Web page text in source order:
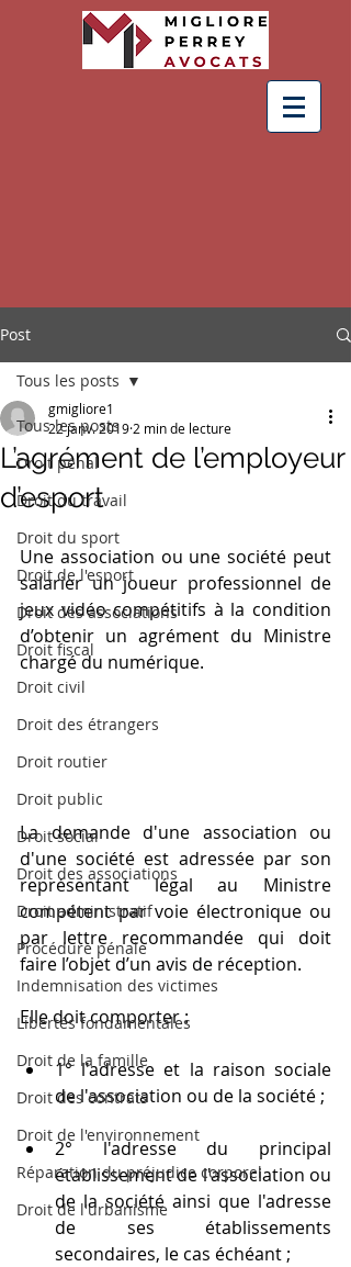
Post
Tous les posts
Droit pénal
Droit du travail
Droit du sport
Droit de l'esport
Droit des associations
Droit fiscal
Droit civil
Droit des étrangers
Droit routier
Droit public
Droit social
Droit des associations
Droit administratif
Procédure pénale
Indemnisation des victimes
Libertés fondamentales
Droit de la famille
Droit des contrats
Droit de l'environnement
Réparation du préjudice corporel
Droit de l'urbanisme
Tous les posts
L’agrément de l’employeur
d’esport
gmigliore1
22 janv. 2019 2 min de lecture
Une association ou une société peut
salarier un joueur professionnel de
jeux vidéo compétitifs à la condition
d’obtenir un agrément du Ministre
chargé du numérique.
La demande d'une association ou
d'une société est adressée par son
représentant légal au Ministre
compétent par voie électronique ou
par lettre recommandée qui doit
faire l’objet d’un avis de réception.
Elle doit comporter :
1° l'adresse et la raison sociale
de l'association ou de la société ;
2° l'adresse du principal
établissement de l'association ou
de la société ainsi que l'adresse
de ses établissements
secondaires, le cas échéant ;